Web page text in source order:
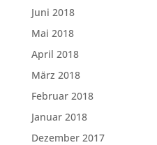
Juni 2018
Mai 2018
April 2018
März 2018
Februar 2018
Januar 2018
Dezember 2017